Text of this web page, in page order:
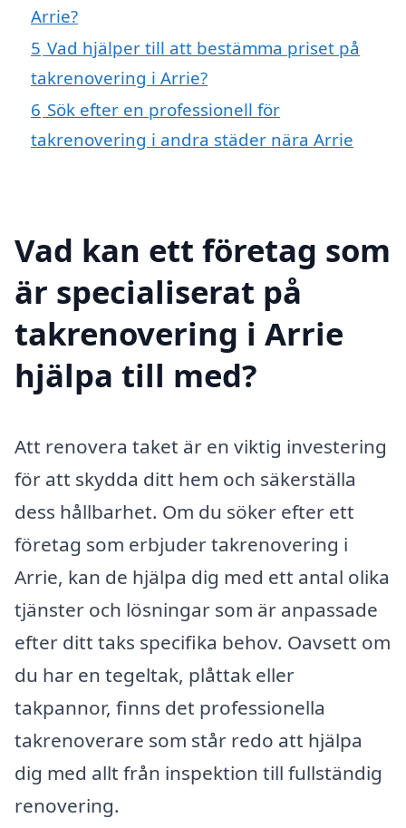
Arrie?
5 Vad hjälper till att bestämma priset på
takrenovering i Arrie?
6 Sök efter en professionell för
takrenovering i andra städer nära Arrie
Vad kan ett företag som
är specialiserat på
takrenovering i Arrie
hjälpa till med?
Att renovera taket är en viktig investering
för att skydda ditt hem och säkerställa
dess hållbarhet. Om du söker efter ett
företag som erbjuder takrenovering i
Arrie, kan de hjälpa dig med ett antal olika
tjänster och lösningar som är anpassade
efter ditt taks specifika behov. Oavsett om
du har en tegeltak, plåttak eller
takpannor, finns det professionella
takrenoverare som står redo att hjälpa
dig med allt från inspektion till fullständig
renovering.